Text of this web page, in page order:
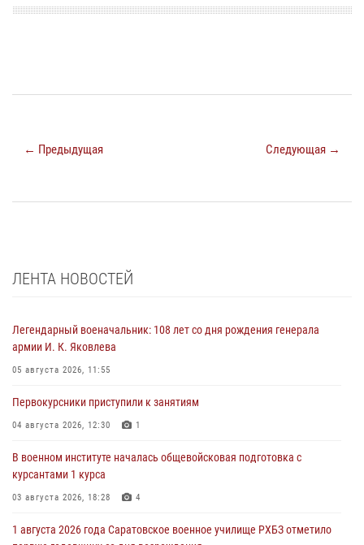
← Предыдущая Следующая →
ЛЕНТА НОВОСТЕЙ
Легендарный военачальник: 108 лет со дня рождения генерала
армии И. К. Яковлева
05 августа 2026, 11:55
Первокурсники приступили к занятиям
04 августа 2026, 12:30 1
В военном институте началась общевойсковая подготовка с
курсантами 1 курса
03 августа 2026, 18:28 4
1 августа 2026 года Саратовское военное училище РХБЗ отметило